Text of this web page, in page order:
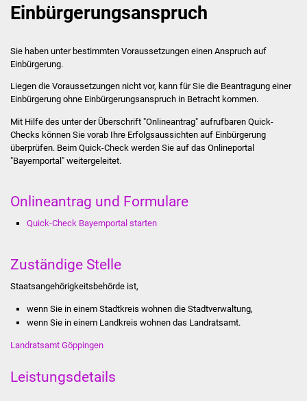
Behördenwegweiser
Veröffentlichungen
Ortsrecht
Wahlen
Einbürgerungsanspruch
Sie haben unter bestimmten Voraussetzungen einen Anspruch auf
Einbürgerung.
Liegen die Voraussetzungen nicht vor, kann für Sie die Beantragung einer
Einbürgerung ohne Einbürgerungsanspruch in Betracht kommen.
Mit Hilfe des unter der Überschrift "Onlineantrag" aufrufbaren Quick-
Checks können Sie vorab Ihre Erfolgsaussichten auf Einbürgerung
überprüfen. Beim Quick-Check werden Sie auf das Onlineportal
"Bayernportal" weitergeleitet.
Onlineantrag und Formulare
Quick-Check Bayernportal starten
Zuständige Stelle
Staatsangehörigkeitsbehörde ist,
wenn Sie in einem Stadtkreis wohnen die Stadtverwaltung,
wenn Sie in einem Landkreis wohnen das Landratsamt.
Landratsamt Göppingen
Leistungsdetails